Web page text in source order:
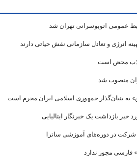
عمومی اتوبوسرانی تهران شد
انرژی و تعادل سازمانی نقش حیاتی دارند
محض است
منصوب شد
به بنیان‌گذار جمهوری اسلامی ایران مجرم است
بازداشت یک خبرنگار ایتالیایی
شرکت در دوره‌های آموزشی ساترا
فارسی مجوز ندارد